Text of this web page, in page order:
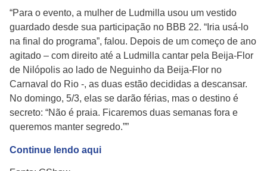
“Para o evento, a mulher de Ludmilla usou um vestido
guardado desde sua participação no BBB 22. “Iria usá-lo
na final do programa”, falou. Depois de um começo de ano
agitado – com direito até a Ludmilla cantar pela Beija-Flor
de Nilópolis ao lado de Neguinho da Beija-Flor no
Carnaval do Rio -, as duas estão decididas a descansar.
No domingo, 5/3, elas se darão férias, mas o destino é
secreto: “Não é praia. Ficaremos duas semanas fora e
queremos manter segredo.””
Continue lendo aqui